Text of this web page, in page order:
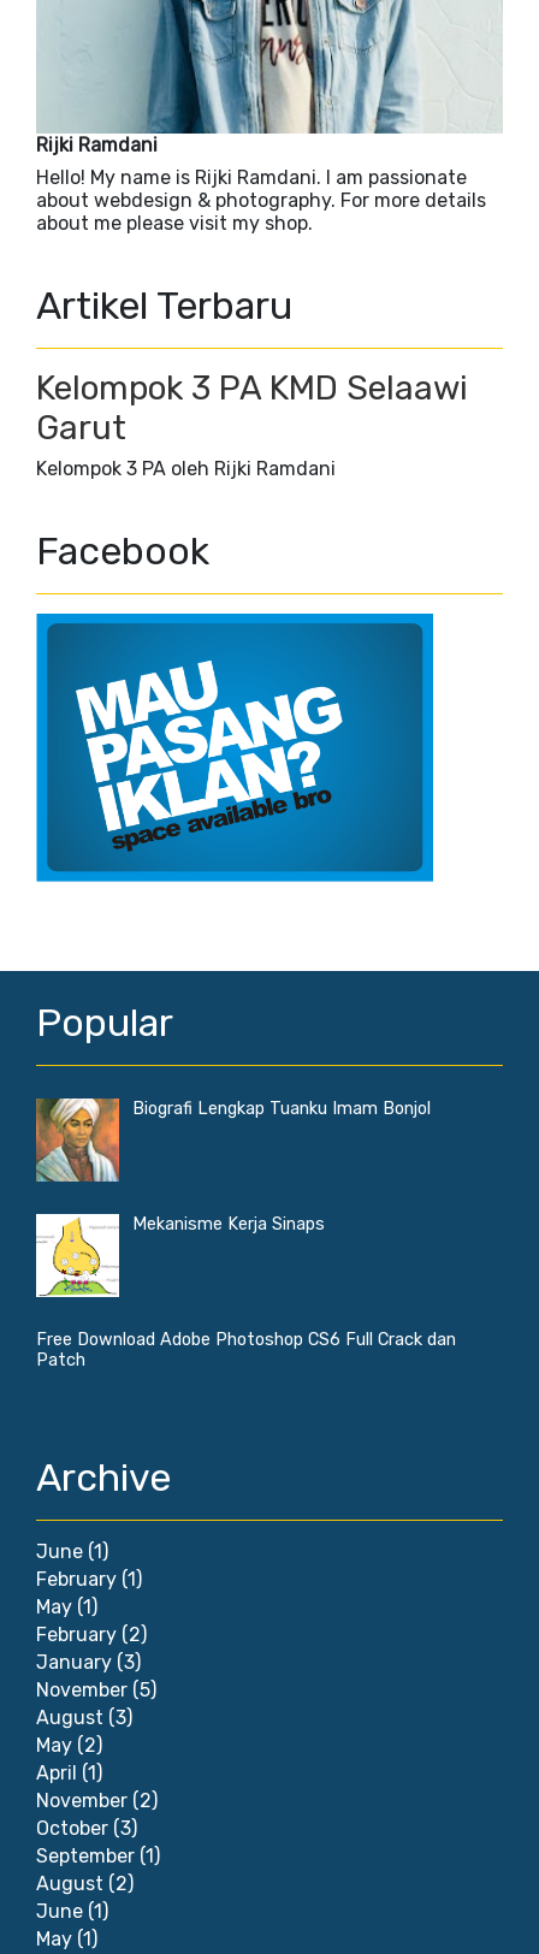
Rijki Ramdani
Hello! My name is Rijki Ramdani. I am passionate
about webdesign & photography. For more details
about me please visit my shop.
Artikel Terbaru
Kelompok 3 PA KMD Selaawi
Garut
Kelompok 3 PA oleh Rijki Ramdani
Facebook
Popular
Biografi Lengkap Tuanku Imam Bonjol
Mekanisme Kerja Sinaps
Free Download Adobe Photoshop CS6 Full Crack dan
Patch
Archive
June (1)
February (1)
May (1)
February (2)
January (3)
November (5)
August (3)
May (2)
April (1)
November (2)
October (3)
September (1)
August (2)
June (1)
May (1)